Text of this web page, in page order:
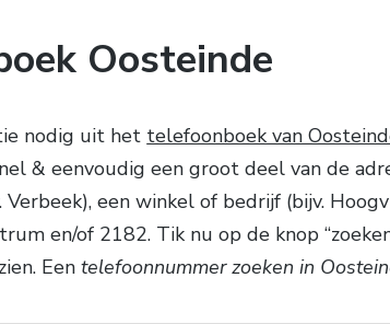
Oosteinde
nodig uit het telefoonboek van
& eenvoudig een groot deel van de
Verbeek), een winkel of bedrijf (bijv.
en/of 2182. Tik nu op de knop
Eentelefoonnummer zoeken in